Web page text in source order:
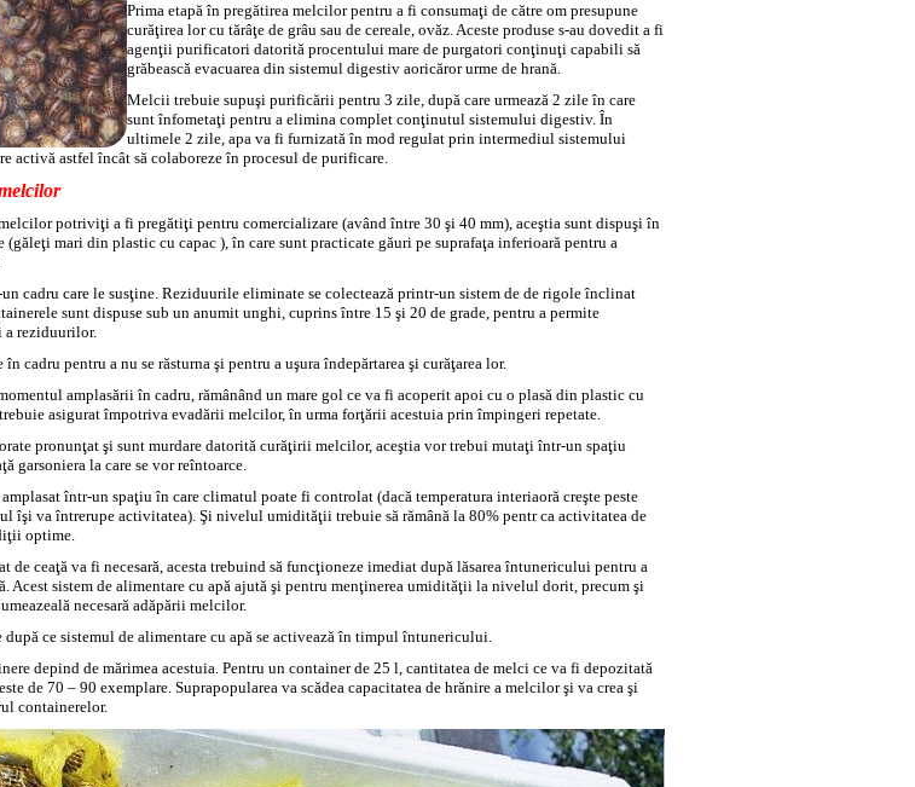
Prima etapă în pregătirea melcilor pentru a fi consumaţi de către om presupune
curăţirea lor cu tărâţe de grâu sau de cereale, ovăz. Aceste produse s-au dovedit a fi
agenţii purificatori datorită procentului mare de purgatori conţinuţi capabili să
grăbească evacuarea din sistemul digestiv aoricăror urme de hrană.
Melcii trebuie supuşi purificării pentru 3 zile, după care urmează 2 zile în care
sunt înfometaţi pentru a elimina complet conţinutul sistemului digestiv. În
ultimele 2 zile, apa va fi furnizată în mod regulat prin intermediul sistemului
activă astfel încât să colaboreze în procesul de purificare.
potriviţi a fi pregătiţi pentru comercializare (având între 30 şi 40 mm), aceştia sunt dispuşi în
(găleţi mari din plastic cu capac ), în care sunt practicate găuri pe suprafaţa inferioară pentru a
cadru care le susţine. Reziduurile eliminate se colectează printr-un sistem de de rigole înclinat
sunt dispuse sub un anumit unghi, cuprins între 15 şi 20 de grade, pentru a permite
a reziduurilor.
cadru pentru a nu se răsturna şi pentru a uşura îndepărtarea şi curăţarea lor.
amplasării în cadru, rămânând un mare gol ce va fi acoperit apoi cu o plasă din plastic cu
asigurat împotriva evadării melcilor, în urma forţării acestuia prin împingeri repetate.
pronunţat şi sunt murdare datorită curăţirii melcilor, aceştia vor trebui mutaţi într-un spaţiu
garsoniera la care se vor reîntoarce.
într-un spaţiu în care climatul poate fi controlat (dacă temperatura interiaoră creşte peste
îşi va întrerupe activitatea). Şi nivelul umidităţii trebuie să rămână la 80% pentr ca activitatea de
optime.
de ceaţă va fi necesară, acesta trebuind să funcţioneze imediat după lăsarea întunericului pentru a
Acest sistem de alimentare cu apă ajută şi pentru menţinerea umidităţii la nivelul dorit, precum şi
necesară adăpării melcilor.
ce sistemul de alimentare cu apă se activează în timpul întunericului.
depind de mărimea acestuia. Pentru un container de 25 l, cantitatea de melci ce va fi depozitată
de 70 – 90 exemplare. Suprapopularea va scădea capacitatea de hrănire a melcilor şi va crea şi
containerelor.